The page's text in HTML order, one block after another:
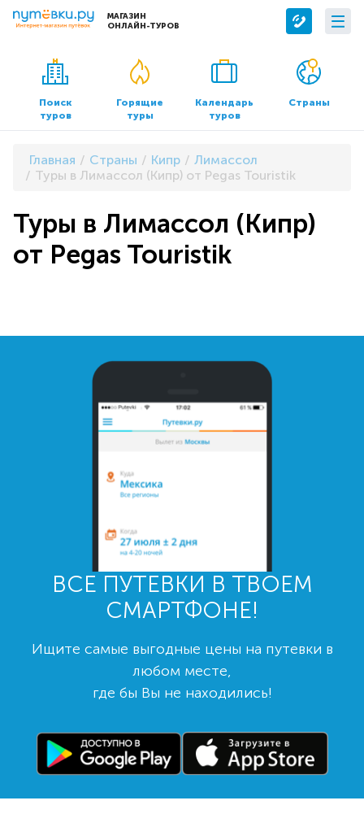
МАГАЗИН
ОНЛАЙН-ТУРОВ
Сервисы
Бронирование отелей
Трансфер
О компании
О нас
Контакты
Документы и реквизиты
Поиск
туров
Горящие
туры
Календарь
туров
Страны
Главная Страны Кипр
Лимассол
Туры в Лимассол (Кипр) от Pegas Touristik
Туры в Лимассол (Кипр)
от Pegas Touristik
ВСЕ ПУТЕВКИ В ТВОЕМ
СМАРТФОНЕ!
Ищите самые выгодные цены на путевки в
любом месте,
где бы Вы не находились!